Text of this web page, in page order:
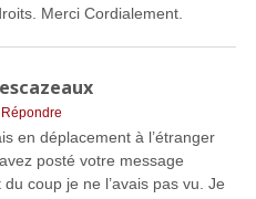
Merci Cordialement.
Répondre
en déplacement à l’étranger
posté votre message
coup je ne l’avais pas vu. Je